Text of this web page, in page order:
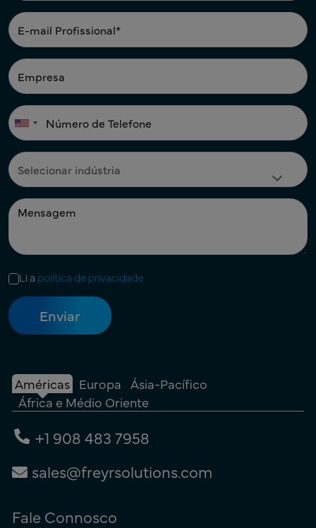
Li a política de privacidade
Américas Europa Ásia-Pacífico
África e Médio Oriente
+1 908 483 7958
sales@freyrsolutions.com
Fale Connosco